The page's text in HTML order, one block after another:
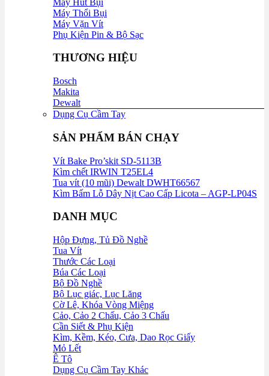
Máy Thổi Bụi
Máy Vặn Vít
Phụ Kiện Pin & Bộ Sạc
THƯƠNG HIỆU
Bosch
Makita
Dewalt
Dụng Cụ Cầm Tay
SẢN PHẨM BÁN CHẠY
Vít Bake Pro’skit SD-5113B
Kìm chết IRWIN T25EL4
Tua vít (10 mũi) Dewalt DWHT66567
Kìm Bấm Lỗ Dây Nịt Cao Cấp Licota – AGP-LP04S
DANH MỤC
Hộp Đựng, Tủ Đồ Nghề
Tua Vít
Thước Các Loại
Búa Các Loại
Bộ Đồ Nghề
Bộ Lục giác, Lục Lăng
Cờ Lê, Khóa Vòng Miệng
Cảo, Cảo 2 Chấu, Cảo 3 Chấu
Cần Siết & Phụ Kiện
Kìm, Kềm, Kéo, Cưa, Dao Rọc Giấy
Mỏ Lết
Ê Tô
Dụng Cụ Cầm Tay Khác